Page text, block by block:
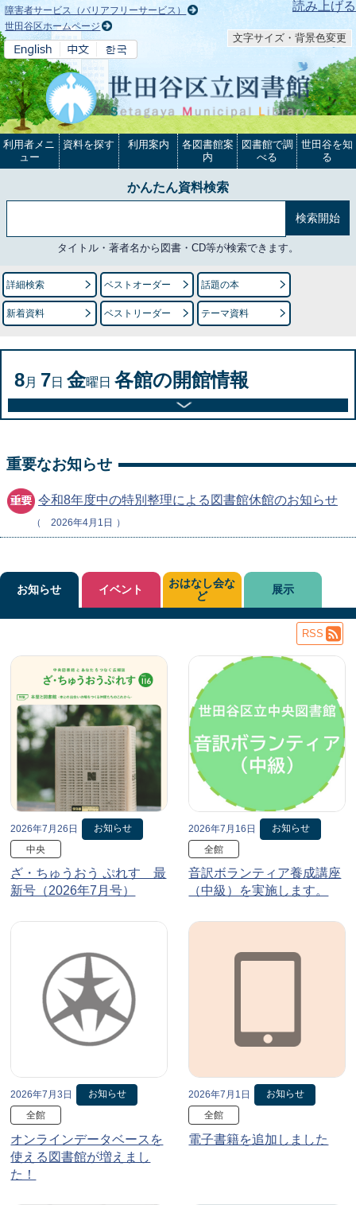
本文へ 読み上げる
障害者サービス（バリアフリーサービス）
世田谷区ホームページ
文字サイズ・背景色変更
利用者メニ
ュー
資料を探す 利用案内
各図書館案
内
図書館で調
べる
世田谷を知
る
かんたん資料検索
タイトル・著者名から図書・CD等が検索できます。
詳細検索 ベストオーダー 話題の本
新着資料 ベストリーダー テーマ資料
8月 7日 金曜日 各館の開館情報
重要なお知らせ
令和8年度中の特別整理による図書館休館のお知らせ
2026年4月1日
お知らせ
2026年7月26日
お知らせ
中央
ざ・ちゅうおう ぷれす 最
新号（2026年7月号）
2026年7月16日
お知らせ
全館
音訳ボランティア養成講座
（中級）を実施します。
2026年7月3日
お知らせ
全館
オンラインデータベースを
使える図書館が増えまし
た！
2026年7月1日
お知らせ
全館
電子書籍を追加しました
イベント
おはなし会な
ど
展示
RSS